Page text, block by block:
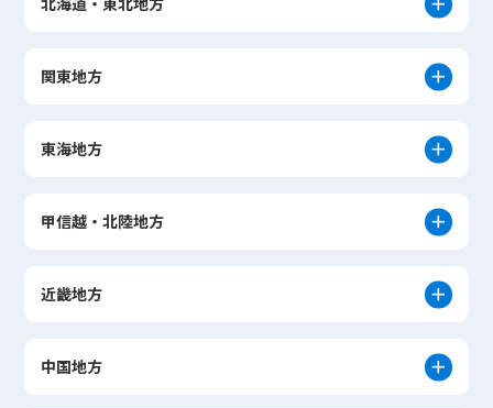
関東地方
東海地方
甲信越・北陸地方
近畿地方
中国地方